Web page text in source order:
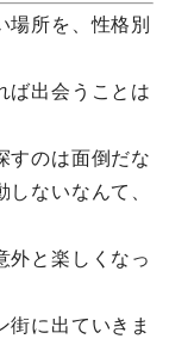
場所を、性格別
ば出会うことは
すのは面倒だな
ないなんて、
外と楽しくなっ
街に出ていきま